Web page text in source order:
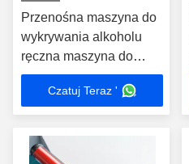
Przenośna maszyna do
wykrywania alkoholu
ręczna maszyna do
analizy oddechu
Czatuj Teraz '